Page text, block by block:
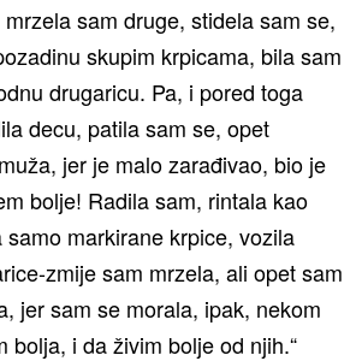
sam druge, stidela sam se,
skupim krpicama, bila sam
drugaricu. Pa, i pored toga
decu, patila sam se, opet
jer je malo zarađivao, bio je
bolje! Radila sam, rintala kao
markirane krpice, vozila
zmije sam mrzela, ali opet sam
jer sam se morala, ipak, nekom
bolja, i da živim bolje od njih.“